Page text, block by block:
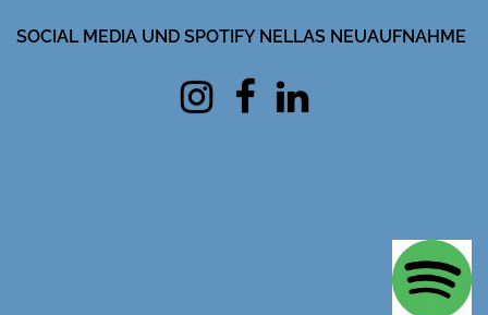
SOCIAL MEDIA UND SPOTIFY NELLAS NEUAUFNAHME
Instagram
facebookLinkedin